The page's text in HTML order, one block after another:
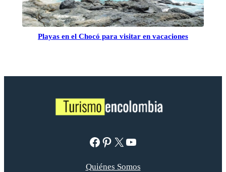
Playas en el Chocó para visitar en vacaciones
Facebook Pinterest X YouTube
Quiénes Somos